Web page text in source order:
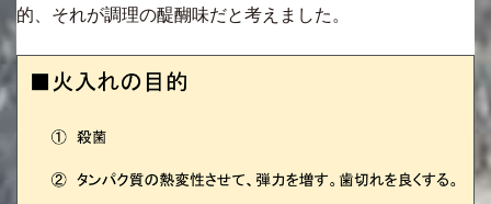
的、それが調理の醍醐味だと考えました。